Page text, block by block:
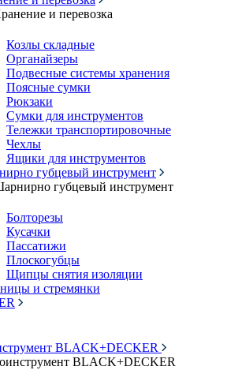
и перевозка
Козлы складные
Органайзеры
Подвесные системы хранения
Поясные сумки
Рюкзаки
Сумки для инструментов
Тележки транспортировочные
Чехлы
Ящики для инструментов
губцевый инструмент
губцевый инструмент
Болторезы
Кусачки
Пассатижи
Плоскогубцы
Щипцы снятия изоляции
и стремянки
BLACK+DECKER
BLACK+DECKER